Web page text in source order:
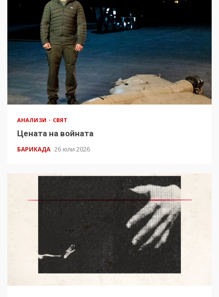
АНАЛИЗИ СВЯТ
Цената на войната
БАРИКАДА 26 юли 2026